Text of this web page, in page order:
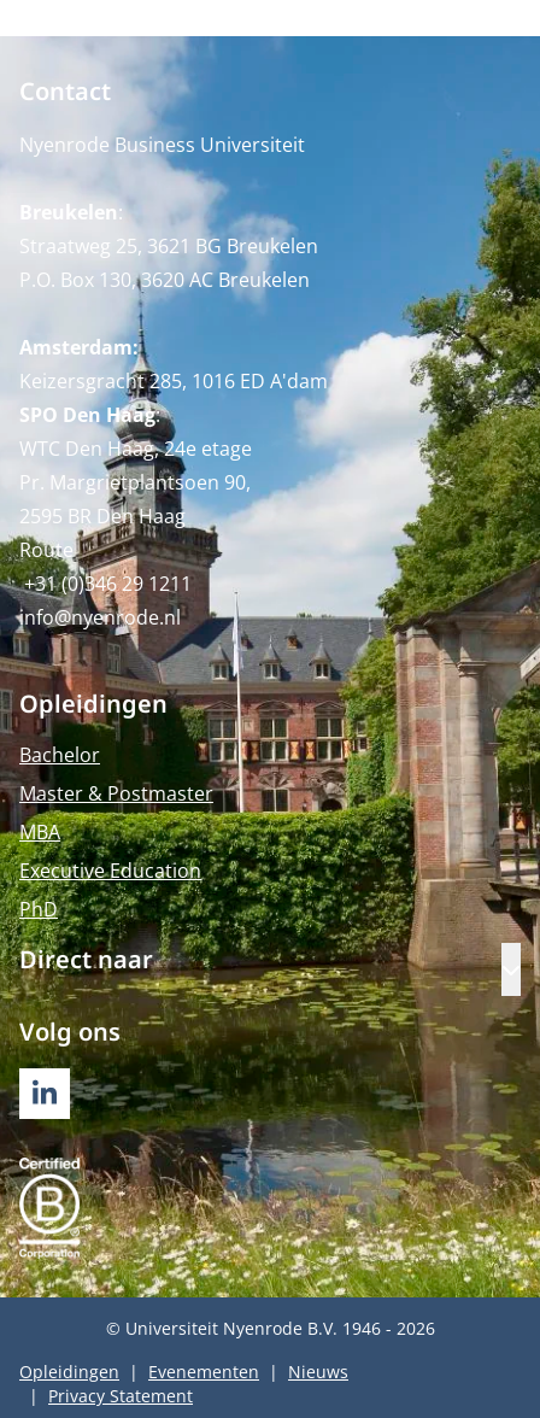
Contact
Nyenrode Business Universiteit
Breukelen:
Straatweg 25, 3621 BG Breukelen
P.O. Box 130, 3620 AC Breukelen
Amsterdam:
Keizersgracht 285, 1016 ED A'dam
SPO Den Haag:
WTC Den Haag, 24e etage
Pr. Margrietplantsoen 90,
2595 BR Den Haag
Route
+31 (0)346 29 1211
info@nyenrode.nl
Opleidingen
Bachelor
Master & Postmaster
MBA
Executive Education
PhD
Direct naar
Volg ons
LINKEDIN
© Universiteit Nyenrode B.V. 1946 - 2026
Opleidingen
Evenementen
Nieuws
Privacy Statement